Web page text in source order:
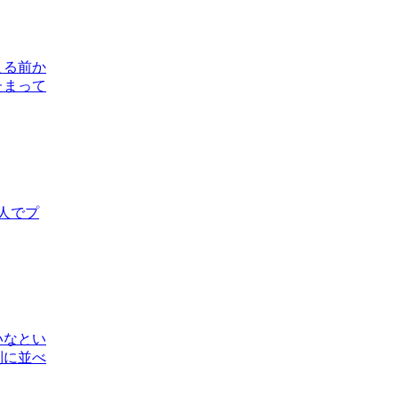
る前か
って
でプ
とい
並べ